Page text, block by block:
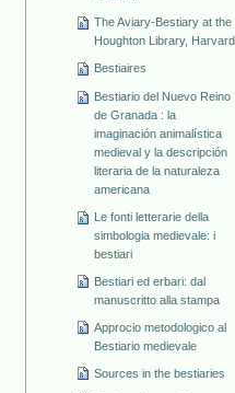
The Aviary-Bestiary at the
Houghton Library, Harvard
Bestiaires
Bestiario del Nuevo Reino
de Granada : la
imaginación animalística
medieval y la descripción
literaria de la naturaleza
americana
Le fonti letterarie della
simbologia medievale: i
bestiari
Bestiari ed erbari: dal
manuscritto alla stampa
Approcio metodologico al
Bestiario medievale
Sources in the bestiaries